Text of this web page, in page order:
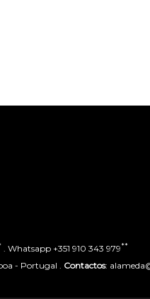
. Whatsapp +351 910 343 979**
- Portugal . Contactos: